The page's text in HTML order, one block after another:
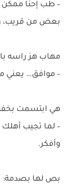
– طب إحنا ممكن
بعض من قريب،
مهاب هز راسه
– موافق… يعني
هي ابتسمت بخفة
– لما تجيب
وأفكر.
بص لها بصدمة: